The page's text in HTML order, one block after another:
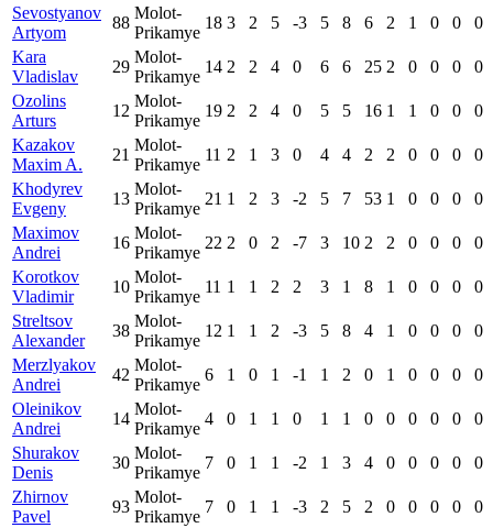
Sevostyanov
Artyom
88
Molot-
Prikamye
18 3 2 5 -3 5 8 6 2 1 0 0
0
Kara
Vladislav
29
Molot-
Prikamye
14 2 2 4 0 6 6 25 2 0 0 0
0
Ozolins
Arturs
12
Molot-
Prikamye
19 2 2 4 0 5 5 16 1 1 0 0
0
Kazakov
Maxim A.
21
Molot-
Prikamye
11 2 1 3 0 4 4 2 2 0 0 0
0
Khodyrev
Evgeny
13
Molot-
Prikamye
21 1 2 3 -2 5 7 53 1 0 0 0
0
Maximov
Andrei
16
Molot-
Prikamye
22 2 0 2 -7 3 10 2 2 0 0 0
0
Korotkov
Vladimir
10
Molot-
Prikamye
11 1 1 2 2 3 1 8 1 0 0 0
0
Streltsov
Alexander
38
Molot-
Prikamye
12 1 1 2 -3 5 8 4 1 0 0 0
0
Merzlyakov
Andrei
42
Molot-
Prikamye
6 1 0 1 -1 1 2 0 1 0 0 0
0
Oleinikov
Andrei
14
Molot-
Prikamye
4 0 1 1 0 1 1 0 0 0 0 0
0
Shurakov
Denis
30
Molot-
Prikamye
7 0 1 1 -2 1 3 4 0 0 0 0
0
Zhirnov
Pavel
93
Molot-
Prikamye
7 0 1 1 -3 2 5 2 0 0 0 0 0